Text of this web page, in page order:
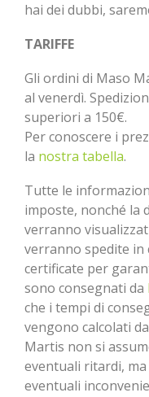
hai dei dubbi,
TARIFFE
Gli ordini di Maso
al venerdì.
superiori a 150€.
Per conoscere i
la nostra tabella.
Tutte le
imposte, nonché la
verranno
verranno spedite
certificate per
sono consegnati da
che i tempi di
vengono calcolati
Martis non si
eventuali ritardi,
eventuali